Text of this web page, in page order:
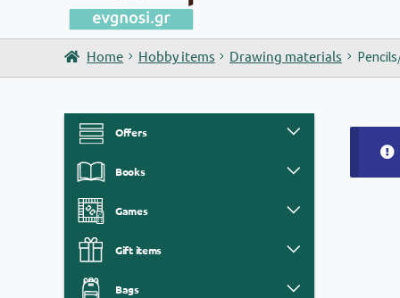
Home Hobby items Drawing materials
Offers
Books
Games
Gift items
Bags